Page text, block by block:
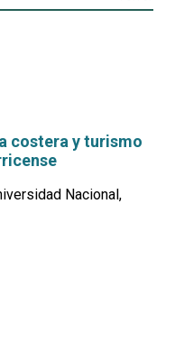
costera y turismo
Nacional,